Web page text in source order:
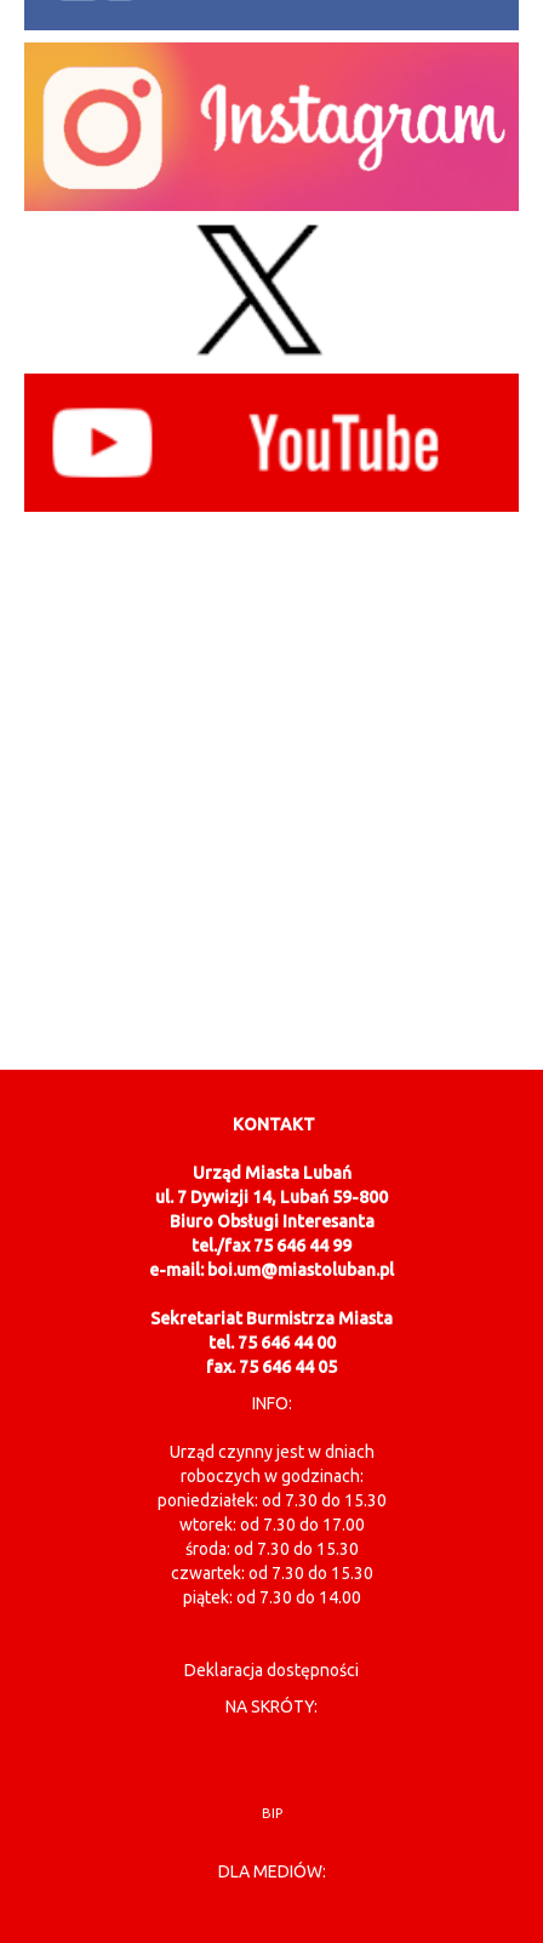
KONTAKT
Urząd Miasta Lubań
ul. 7 Dywizji 14, Lubań 59-800
Biuro Obsługi Interesanta
tel./fax 75 646 44 99
e-mail: boi.um@miastoluban.pl
Sekretariat Burmistrza Miasta
tel. 75 646 44 00
fax. 75 646 44 05
INFO:
Urząd czynny jest w dniach
roboczych w godzinach:
poniedziałek: od 7.30 do 15.30
wtorek: od 7.30 do 17.00
środa: od 7.30 do 15.30
czwartek: od 7.30 do 15.30
piątek: od 7.30 do 14.00
Deklaracja dostępności
NA SKRÓTY:
BIP
DLA MEDIÓW: